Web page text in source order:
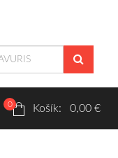
0 Košík: 0,00 €